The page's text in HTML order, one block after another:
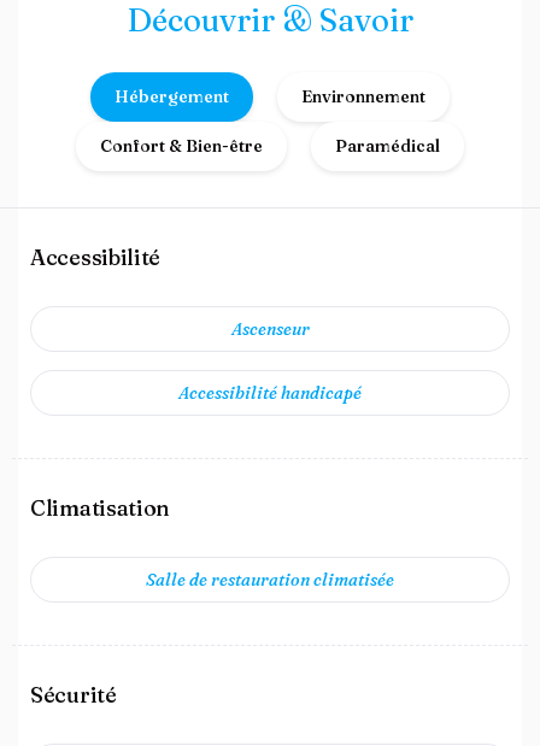
Découvrir & Savoir
Hébergement Environnement
Confort & Bien-être Paramédical
Accessibilité
Ascenseur
Accessibilité handicapé
Climatisation
Salle de restauration climatisée
Sécurité